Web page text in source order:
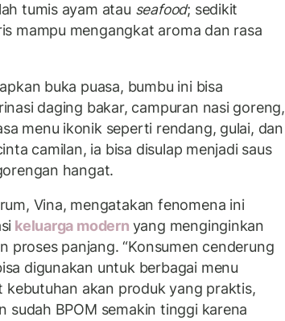
tumis ayam atau seafood; sedikit
mampu mengangkat aroma dan rasa
buka puasa, bumbu ini bisa
daging bakar, campuran nasi goreng,
menu ikonik seperti rendang, gulai, dan
camilan, ia bisa disulap menjadi saus
hangat.
Vina, mengatakan fenomena ini
keluarga modern yang menginginkan
proses panjang. “Konsumen cenderung
digunakan untuk berbagai menu
kebutuhan akan produk yang praktis,
sudah BPOM semakin tinggi karena